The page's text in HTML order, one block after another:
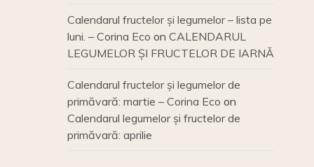
Calendarul fructelor și legumelor – lista pe
luni. – Corina Eco on CALENDARUL
LEGUMELOR ȘI FRUCTELOR DE IARNĂ
Calendarul fructelor și legumelor de
primăvară: martie – Corina Eco on
Calendarul legumelor și fructelor de
primăvară: aprilie